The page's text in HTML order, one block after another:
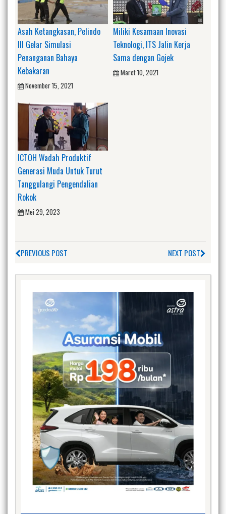
Asah Ketangkasan, Pelindo
III Gelar Simulasi
Penanganan Bahaya
Kebakaran
November 15, 2021
Miliki Kesamaan Inovasi
Teknologi, ITS Jalin Kerja
Sama dengan Gojek
Maret 10, 2021
ICTOH Wadah Produktif
Generasi Muda Untuk Turut
Tanggulangi Pengendalian
Rokok
Mei 29, 2023
PREVIOUS POST NEXT POST